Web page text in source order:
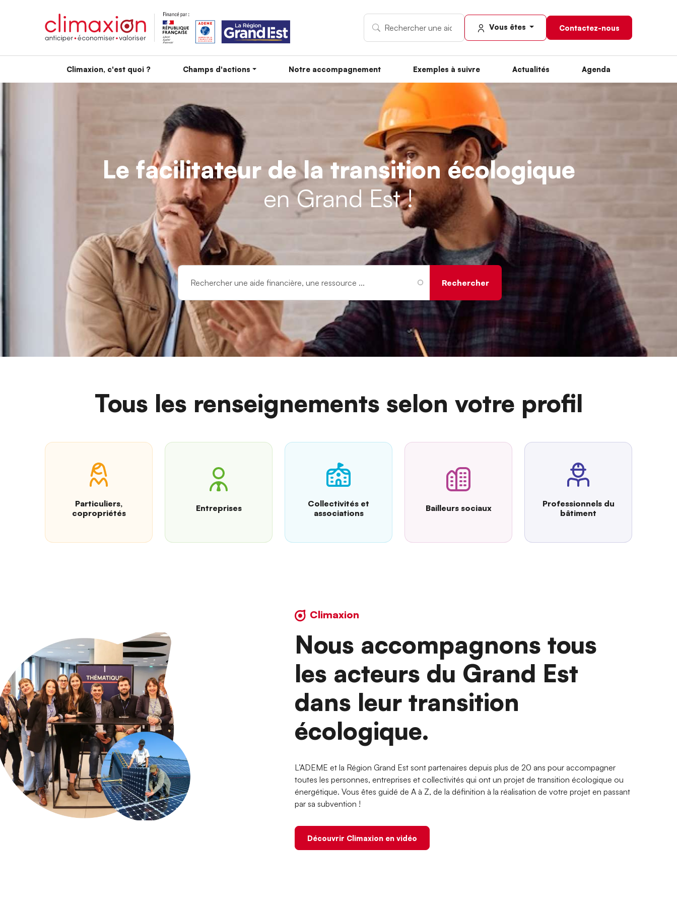
Vous êtes Contactez-nous
Climaxion, c'est quoi ? Champs d'actions Notre accompagnement Exemples à suivre Actualités Agenda
Le facilitateur de la transition écologique
en Grand Est !
Tous les renseignements selon votre profil
Particuliers,
copropriétés
Entreprises
Collectivités et
associations
Bailleurs sociaux
Professionnels du
bâtiment
Climaxion
Nous accompagnons tous
les acteurs du Grand Est
dans leur transition
écologique.
L’ADEME et la Région Grand Est sont partenaires depuis plus de 20 ans pour accompagner
toutes les personnes, entreprises et collectivités qui ont un projet de transition écologique ou
énergétique. Vous êtes guidé de A à Z, de la définition à la réalisation de votre projet en passant
par sa subvention !
Découvrir Climaxion en vidéo